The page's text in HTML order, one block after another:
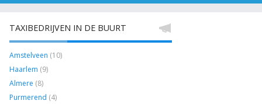
TAXIBEDRIJVEN IN DE BUURT
Amstelveen (10)
Haarlem (9)
Almere (8)
Purmerend (4)